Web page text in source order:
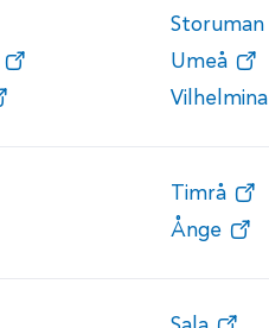
Storuman
Umeå
Vilhelmina
Timrå
Ånge